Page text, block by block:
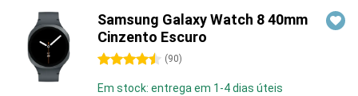
Samsung Galaxy Watch 8 40mm
Cinzento Escuro
4.5 estrelas (90)
Em stock: entrega em 1-4 dias úteis